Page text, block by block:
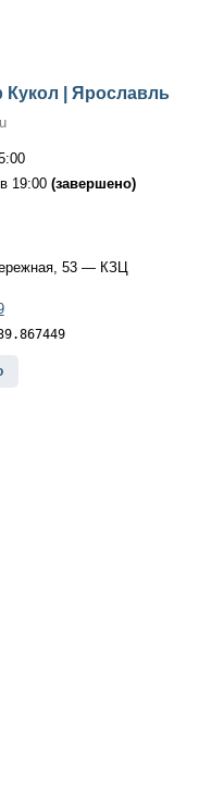
Кукол | Ярославль
19:00 (завершено)
53 — КЗЦ